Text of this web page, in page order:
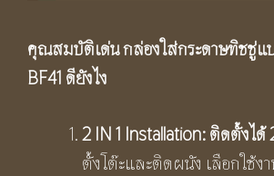
คุณสมบัติเด่น กล่องใส่กระดาษทิชชู่
BF41 ดียังไง
2 IN 1 Installation: ติดตั้งได้
ตั้งโต๊ะและติดผนัง เลือกใช้ง